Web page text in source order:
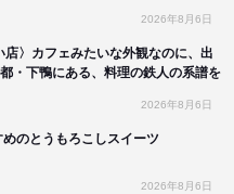
2026年8月6日
店〉カフェみたいな外観なのに、出
・下鴨にある、料理の鉄人の系譜を
2026年8月6日
のとうもろこしスイーツ
2026年8月6日